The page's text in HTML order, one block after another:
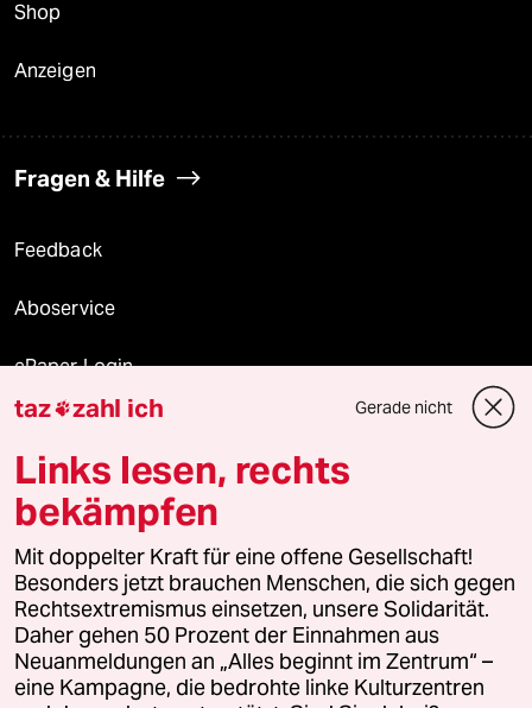
Shop
Anzeigen
Fragen & Hilfe
Feedback
Aboservice
ePaper Login
Downloads für Abonnierende
© 2026 taz Verlags und Vertriebs GmbH
Alle Rechte vorbehalten. Bei rechtlichen Fragen oder für Genehmigungen
wenden Sie sich bitte an
lizenzen@taz.de
Feedback Redaktionsstatut Kommune-Richtlinien
taz zahl ich Gerade nicht
Links lesen, rechts
bekämpfen
Mit doppelter Kraft für eine offene Gesellschaft!
Besonders jetzt brauchen Menschen, die sich gegen
Rechtsextremismus einsetzen, unsere Solidarität.
Daher gehen 50 Prozent der Einnahmen aus
Neuanmeldungen an „Alles beginnt im Zentrum“ –
eine Kampagne, die bedrohte linke Kulturzentren